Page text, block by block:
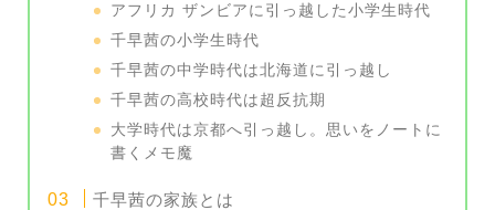
アフリカ ザンビアに引っ越した小学生時代
千早茜の小学生時代
千早茜の中学時代は北海道に引っ越し
千早茜の高校時代は超反抗期
大学時代は京都へ引っ越し。思いをノートに
書くメモ魔
千早茜の家族とは